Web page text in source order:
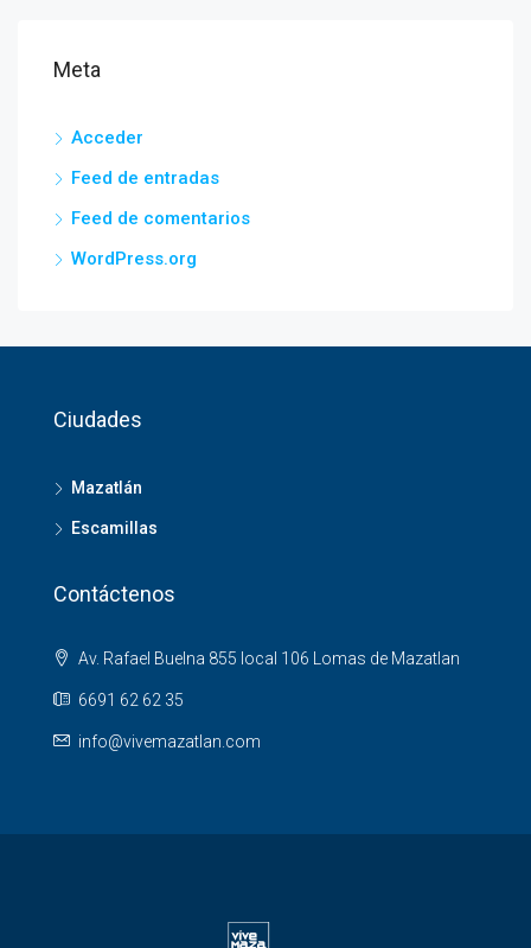
Meta
Acceder
Feed de entradas
Feed de comentarios
WordPress.org
Ciudades
Mazatlán
Escamillas
Contáctenos
Av. Rafael Buelna 855 local 106 Lomas de Mazatlan
6691 62 62 35
info@vivemazatlan.com